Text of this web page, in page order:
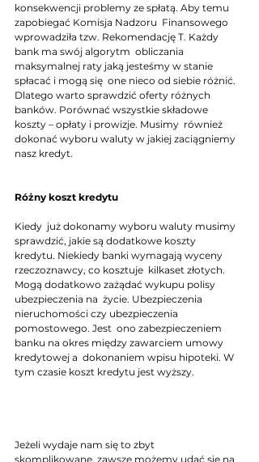
konsekwencji problemy ze spłatą. Aby temu
zapobiegać Komisja Nadzoru  Finansowego
wprowadziła tzw. Rekomendację T. Każdy
bank ma swój algorytm  obliczania
maksymalnej raty jaką jesteśmy w stanie
spłacać i mogą się  one nieco od siebie różnić.
Dlatego warto sprawdzić oferty różnych
banków. Porównać wszystkie składowe
koszty – opłaty i prowizje. Musimy  również
dokonać wyboru waluty w jakiej zaciągniemy
nasz kredyt.
Różny koszt kredytu
Kiedy  już dokonamy wyboru waluty musimy
sprawdzić, jakie są dodatkowe koszty
kredytu. Niekiedy banki wymagają wyceny
rzeczoznawcy, co kosztuje  kilkaset złotych.
Mogą dodatkowo zażądać wykupu polisy
ubezpieczenia na  życie. Ubezpieczenia
nieruchomości czy ubezpieczenia
pomostowego. Jest  ono zabezpieczeniem
banku na okres między zawarciem umowy
kredytowej a  dokonaniem wpisu hipoteki. W
tym czasie koszt kredytu jest wyższy.
Jeżeli wydaje nam się to zbyt
skomplikowane, zawsze możemy udać się na